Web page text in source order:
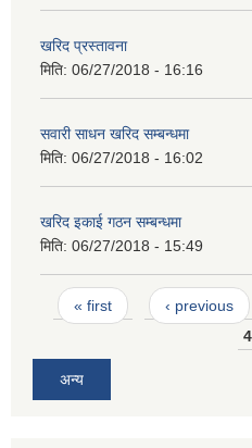
खरिद प्रस्तावना
मिति: 06/27/2018 - 16:16
सवारी साधन खरिद सम्बन्धमा
मिति: 06/27/2018 - 16:02
खरिद इकाई गठन सम्बन्धमा
मिति: 06/27/2018 - 15:49
Pages
« first ‹ previous
4
अन्य